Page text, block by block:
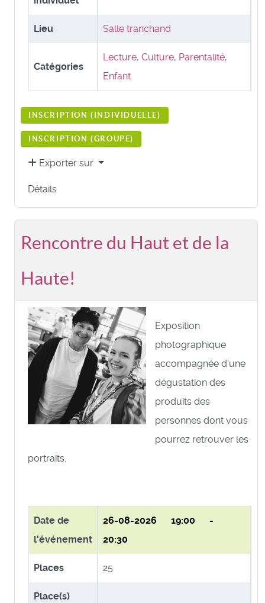
Lieu Salle tranchand
Catégories
Lecture, Culture, Parentalité,
Enfant
INSCRIPTION ( INDIVIDUELLE)
INSCRIPTION (GROUPE)
Exporter sur
Détails
Rencontre du Haut et de la
Haute!
Exposition
photographique
accompagnée d'une
dégustation des
produits des
personnes dont vous
pourrez retrouver les
portraits.
Date de
l'événement
26-08-2026 19:00 -
20:30
Places 25
Place(s)